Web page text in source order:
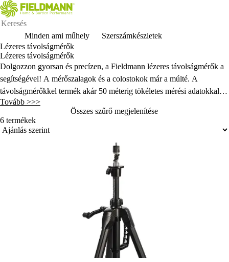
Minden ami műhely
Szerszámkészletek
Lézeres távolságmérők
Lézeres távolságmérők
Dolgozzon gyorsan és precízen, a Fieldmann lézeres távolságmérők a
segítségével! A mérőszalagok és a colostokok már a múlté. A
távolságmérőkkel termék akár 50 méterig tökéletes mérési adatokkal
szolgál! Ideális a szerelés elemeinek elhelyezéséhez és felszereléséhez
fa, általános és szárazépítészeti szerkezetekre, villanyszerelők,
légtechnikai és vízvezeték-szerelők számára. A festők, melegburkolók,
Tovább >>>
Összes szűrő megjelenítése
6 termékek